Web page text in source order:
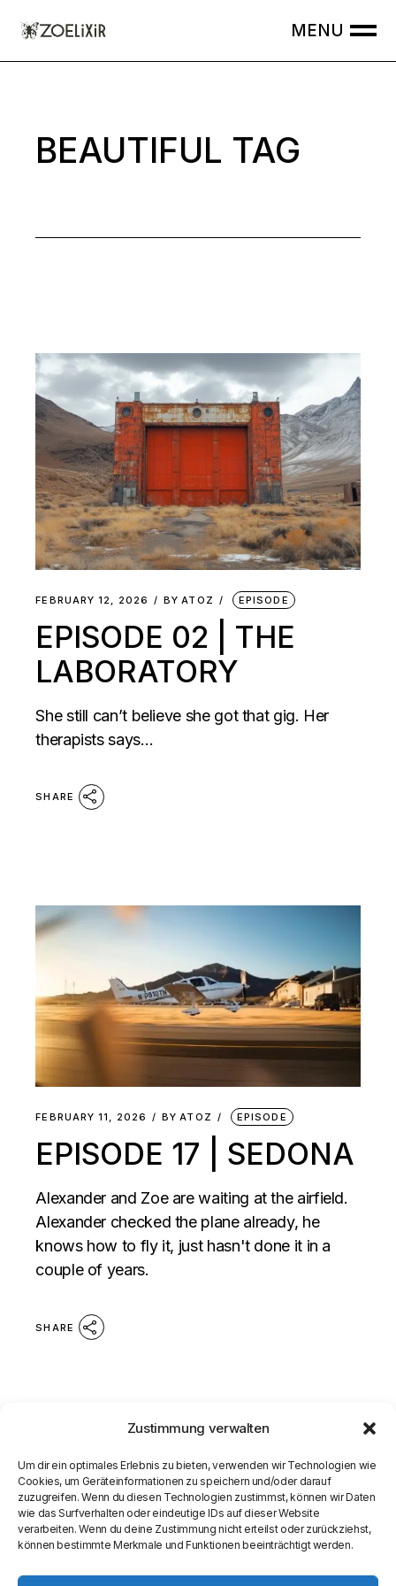
Zustimmung verwalten
Um dir ein optimales Erlebnis zu bieten, verwenden wir Technologien wie
Cookies, um Geräteinformationen zu speichern und/oder darauf
zuzugreifen. Wenn du diesen Technologien zustimmst, können wir Daten
wie das Surfverhalten oder eindeutige IDs auf dieser Website
verarbeiten. Wenn du deine Zustimmung nicht erteilst oder zurückziehst,
können bestimmte Merkmale und Funktionen beeinträchtigt werden.
BEAUTIFUL TAG
FEBRUARY 12, 2026 BY ATOZ EPISODE
EPISODE 02 | THE
LABORATORY
She still can’t believe she got that gig. Her
therapists says…
SHARE
FEBRUARY 11, 2026 BY ATOZ EPISODE
EPISODE 17 | SEDONA
Alexander and Zoe are waiting at the airfield.
Alexander checked the plane already, he
knows how to fly it, just hasn't done it in a
couple of years.
SHARE